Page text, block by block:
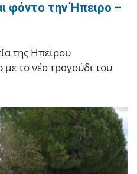
φόντο την Ήπειρο –
της Ηπείρου
το νέο τραγούδι του